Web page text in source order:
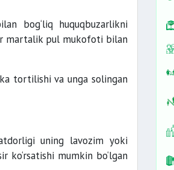
bog‘liq huquqbuzarlikni
martalik pul mukofoti bilan
tortilishi va unga solingan
uning lavozim yoki
ko‘rsatishi mumkin bo‘lgan